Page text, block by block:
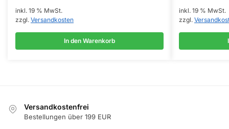
inkl. 19 % MwSt.
zzgl. Versandkosten
In den Warenkorb
inkl. 19 % MwSt.
zzgl.
Versandkostenfrei
Bestellungen über 199 EUR